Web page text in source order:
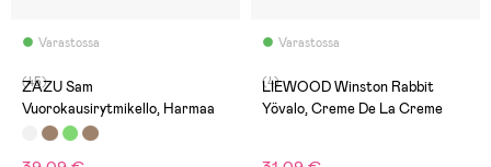
Varastossa
(45)
ZAZU Sam
Vuorokausirytmikello, Harmaa
Varastossa
(4)
LIEWOOD Winston Rabbit
Yövalo, Creme De La Creme